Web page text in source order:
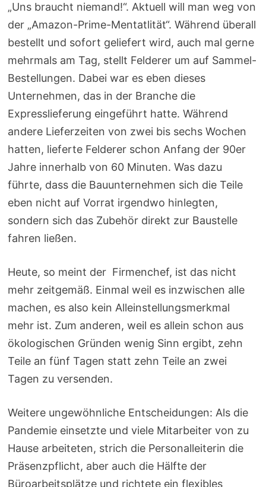
„Uns braucht niemand!“. Aktuell will man weg von
der „Amazon-Prime-Mentatlität“. Während überall
bestellt und sofort geliefert wird, auch mal gerne
mehrmals am Tag, stellt Felderer um auf Sammel-
Bestellungen. Dabei war es eben dieses
Unternehmen, das in der Branche die
Expresslieferung eingeführt hatte. Während
andere Lieferzeiten von zwei bis sechs Wochen
hatten, lieferte Felderer schon Anfang der 90er
Jahre innerhalb von 60 Minuten. Was dazu
führte, dass die Bauunternehmen sich die Teile
eben nicht auf Vorrat irgendwo hinlegten,
sondern sich das Zubehör direkt zur Baustelle
fahren ließen.
Heute, so meint der Firmenchef, ist das nicht
mehr zeitgemäß. Einmal weil es inzwischen alle
machen, es also kein Alleinstellungsmerkmal
mehr ist. Zum anderen, weil es allein schon aus
ökologischen Gründen wenig Sinn ergibt, zehn
Teile an fünf Tagen statt zehn Teile an zwei
Tagen zu versenden.
Weitere ungewöhnliche Entscheidungen: Als die
Pandemie einsetzte und viele Mitarbeiter von zu
Hause arbeiteten, strich die Personalleiterin die
Präsenzpflicht, aber auch die Hälfte der
Büroarbeitsplätze und richtete ein flexibles